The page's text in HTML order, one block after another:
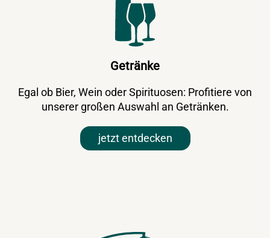
Getränke
Egal ob Bier, Wein oder Spirituosen: Profitiere von
unserer großen Auswahl an Getränken.
jetzt entdecken